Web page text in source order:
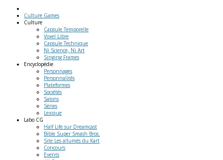
Culture Games
Culture
Capsule Temporelle
Voxel Libre
Capsule Technique
Ni Science, Ni Art
Singing Frames
Encyclopédie
Personnages
Personnalités
Plateformes
Sociétés
Salons
Séries
Lexique
Labo CG
Half Life sur Dreamcast
Bible Super Smash Bros.
Site Les allumés du Kart
Concours
Events